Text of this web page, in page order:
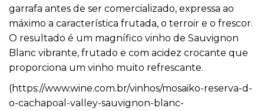
garrafa antes de ser comercializado, expressa ao
máximo a característica frutada, o terroir e o frescor.
O resultado é um magnífico vinho de Sauvignon
Blanc vibrante, frutado e com acidez crocante que
proporciona um vinho muito refrescante.
(https://www.wine.com.br/vinhos/mosaiko-reserva-d-
o-cachapoal-valley-sauvignon-blanc-